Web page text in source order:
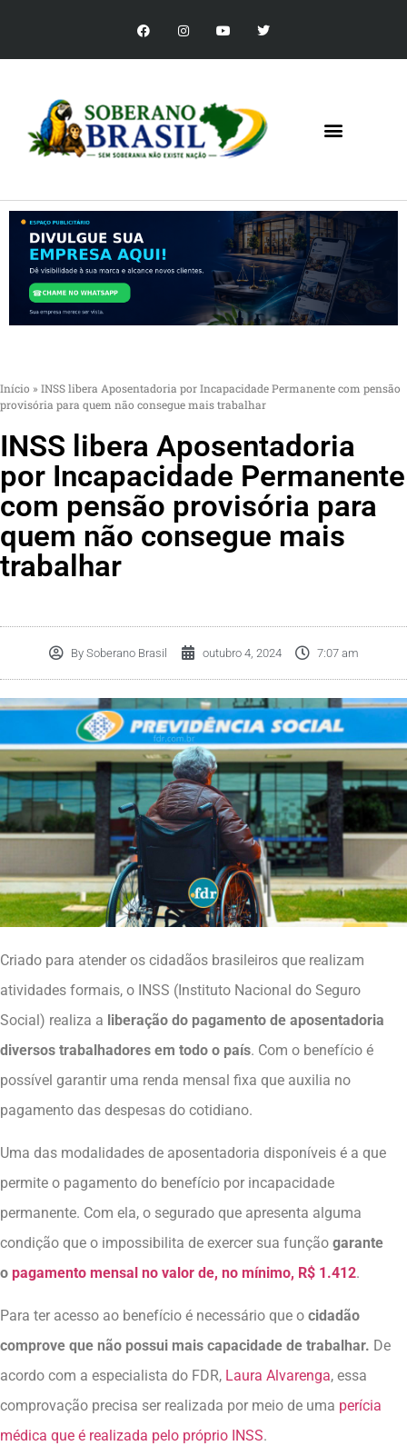
Início » INSS libera Aposentadoria por Incapacidade Permanente com pensão
provisória para quem não consegue mais trabalhar
INSS libera Aposentadoria
por Incapacidade Permanente
com pensão provisória para
quem não consegue mais
trabalhar
BySoberano Brasil outubro 4, 2024 7:07 am
Criado para atender os cidadãos brasileiros que realizam
atividades formais, o INSS (Instituto Nacional do Seguro
Social) realiza a liberação do pagamento de aposentadoria
diversos trabalhadores em todo o país. Com o benefício é
possível garantir uma renda mensal fixa que auxilia no
pagamento das despesas do cotidiano.
Uma das modalidades de aposentadoria disponíveis é a que
permite o pagamento do benefício por incapacidade
permanente. Com ela, o segurado que apresenta alguma
condição que o impossibilita de exercer sua função garante
o pagamento mensal no valor de, no mínimo, R$ 1.412.
Para ter acesso ao benefício é necessário que o cidadão
comprove que não possui mais capacidade de trabalhar. De
acordo com a especialista do FDR, Laura Alvarenga, essa
comprovação precisa ser realizada por meio de uma perícia
médica que é realizada pelo próprio INSS.